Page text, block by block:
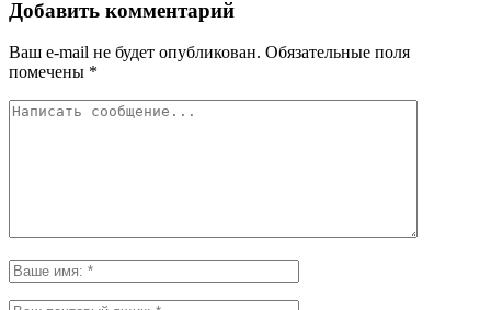
Добавить комментарий
Ваш e-mail не будет опубликован. Обязательные поля
помечены *